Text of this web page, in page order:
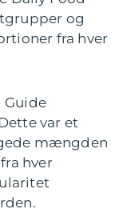
og
fra hver
Guide
var et
mængden
hver